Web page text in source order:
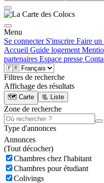
Menu
Se connecter S'inscrire Faire un
Accueil Guide logement
partenaires Espace presse
Filtres de recherche
Affichage des résultats
🗺️ Carte 📃 Liste
Zone de recherche
Type d'annonces
Annonces
(Tout décocher)
Chambres chez l'habitant
Chambres pour étudiant
Colivings